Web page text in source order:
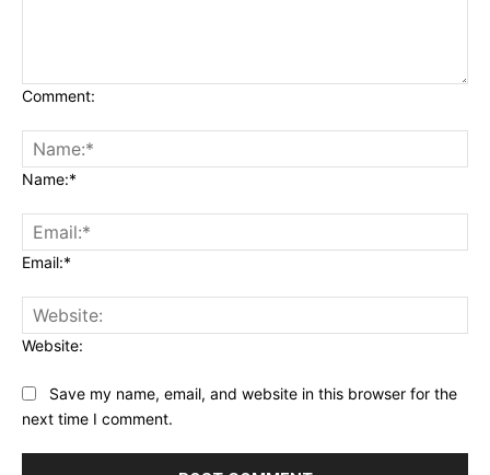
Comment:
Name:*
Email:*
Website:
Save my name, email, and website in this browser for the
next time I comment.